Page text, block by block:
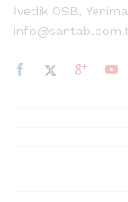
İvedik OSB,